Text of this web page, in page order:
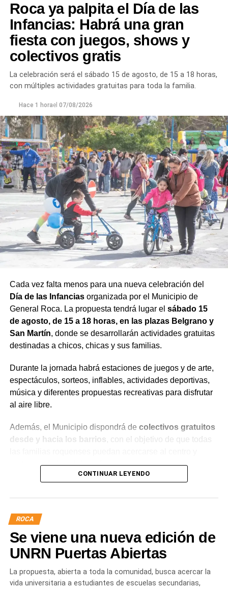
Roca ya palpita el Día de las
Infancias: Habrá una gran
fiesta con juegos, shows y
colectivos gratis
La celebración será el sábado 15 de agosto, de 15 a 18 horas,
con múltiples actividades gratuitas para toda la familia.
Hace 1 horael 07/08/2026
Cada vez falta menos para una nueva celebración del
Día de las Infanciasorganizada por el Municipio de
General Roca. La propuesta tendrá lugar el sábado 15
de agosto, de 15 a 18 horas, en las plazas Belgrano y
San Martín, donde se desarrollarán actividades gratuitas
destinadas a chicos, chicas y sus familias.
Durante la jornada habrá estaciones de juegos y de arte,
espectáculos, sorteos, inflables, actividades deportivas,
música y diferentes propuestas recreativas para disfrutar
al aire libre.
Además, el Municipio dispondrá de colectivos gratuitos
desde y hacia los barrios , con el objetivo de que todas
participar de la celebración.
La conmemoración tiene su origen en una
recomendación realizada por la Organización de las
Naciones Unidas (ONU) en 1954, mediante la cual se
promover la fraternidad entre niños y niñas y concientizar
sobre su derecho a la salud, la educación y la protección.
CONTINUAR LEYENDO
ROCA
Se viene una nueva edición de
UNRN Puertas Abiertas
La propuesta, abierta a toda la comunidad, busca acercar la
vida universitaria a estudiantes de escuelas secundarias,